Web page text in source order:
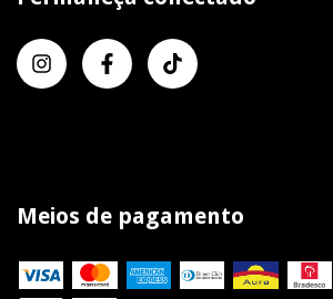
Meios de pagamento